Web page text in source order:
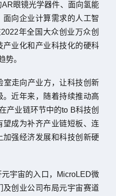
AR眼镜光学器件、面向氢能
向企业计算需求的人工智
2022年全国大众创业万众创
业化和产业科技化的硬科
势。
走向产业方，让科技创新
近年来，随着持续推动高
产业链环节中的to B科技创
成为补齐产业链短板、连
强经济发展和科技创新硬
宇宙的入口， MicroLED微
及创业公司布局元宇宙赛道